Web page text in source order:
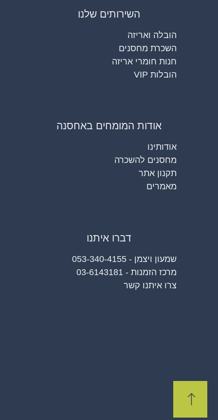
השירותים שלנו
הובלה ואריזה
השכרת מחסנים
חנות חומרי אריזה
הובלות VIP
אודות המומחים באחסנה
אודותינו
מחסנים להשכרה
תקנון אתר
מאמרים
דברו איתנו
שמעון ויצמן - 053-340-4155
מרכז הזמנות - 03-6143181
צרו איתנו קשר